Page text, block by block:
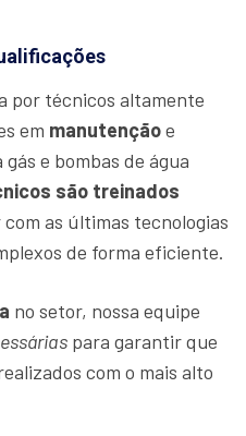
por técnicos altamente
em manutençãoe
e bombas de água
são treinados
as últimas tecnologias
de forma eficiente.
no setor, nossa equipe
para garantir que
com o mais alto